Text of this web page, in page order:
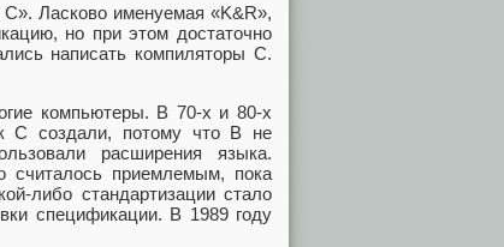
Ласково именуемая «K&R»,
но при этом достаточно
написать компиляторы С.
компьютеры. В 70-х и 80-х
C создали, потому что B не
расширения языка.
считалось приемлемым, пока
либо стандартизации стало
спецификации. В 1989 году